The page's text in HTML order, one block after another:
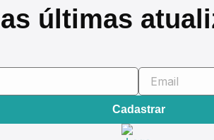
últimas
Cadastrar